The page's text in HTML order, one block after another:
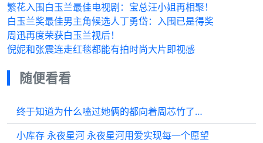
繁花入围白玉兰最佳电视剧：宝总汪小姐再相聚！
白玉兰奖最佳男主角候选人丁勇岱：入围已是得奖
周迅再度荣获白玉兰视后！
倪妮和张震连走红毯都能有拍时尚大片即视感
随便看看
终于知道为什么嗑过她俩的都向着周芯竹了…
小库存 永夜星河 永夜星河用爱实现每一个愿望